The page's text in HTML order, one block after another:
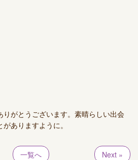
がとうございます。素晴らしい出会
ありますように。
一覧へ Next »